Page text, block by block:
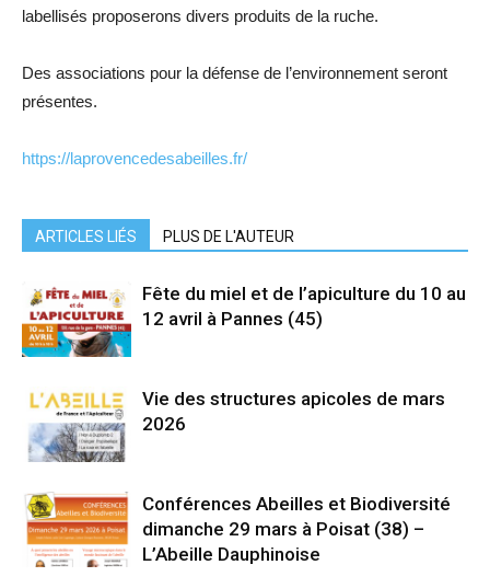
labellisés proposerons divers produits de la ruche.
Des associations pour la défense de l’environnement seront
présentes.
https://laprovencedesabeilles.fr/
ARTICLES LIÉS PLUS DE L'AUTEUR
Fête du miel et de l’apiculture du 10 au
12 avril à Pannes (45)
Vie des structures apicoles de mars
2026
Conférences Abeilles et Biodiversité
dimanche 29 mars à Poisat (38) –
L’Abeille Dauphinoise